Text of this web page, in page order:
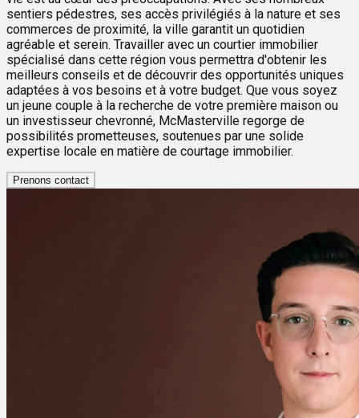
sentiers pédestres, ses accès privilégiés à la nature et ses
commerces de proximité, la ville garantit un quotidien
agréable et serein. Travailler avec un courtier immobilier
spécialisé dans cette région vous permettra d'obtenir les
meilleurs conseils et de découvrir des opportunités uniques
adaptées à vos besoins et à votre budget. Que vous soyez
un jeune couple à la recherche de votre première maison ou
un investisseur chevronné, McMasterville regorge de
possibilités prometteuses, soutenues par une solide
expertise locale en matière de courtage immobilier.
Prenons contact